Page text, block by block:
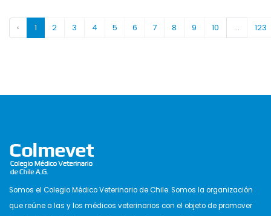
‹ 1 2 3 4 5 6 7 8 9 10 ... 123
Somos el Colegio Médico Veterinario de Chile. Somos la organización
que reúne a las y los médicos veterinarios con el objeto de promover